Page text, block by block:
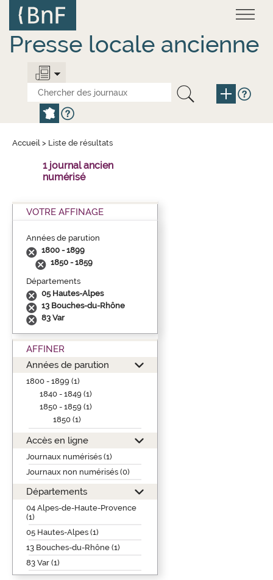
contenu
principal
Presse locale ancienne
Accueil > Liste de résultats
1 journal ancien
numérisé
VOTRE AFFINAGE
Années de parution
1800 - 1899
1850 - 1859
Départements
05 Hautes-Alpes
13 Bouches-du-Rhône
83 Var
AFFINER
Années de parution
1800 - 1899 (1)
1840 - 1849 (1)
1850 - 1859 (1)
1850 (1)
Accès en ligne
Journaux numérisés (1)
Journaux non numérisés (0)
Départements
04 Alpes-de-Haute-Provence
(1)
05 Hautes-Alpes (1)
13 Bouches-du-Rhône (1)
83 Var (1)
Panneau de gestion des cookies